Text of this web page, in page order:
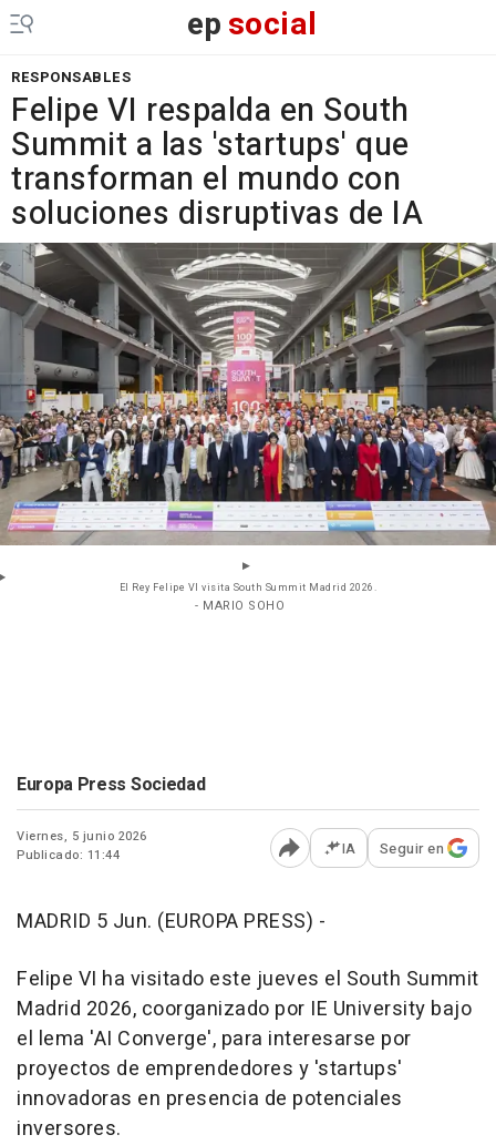
epsocial
RESPONSABLES
Felipe VI respalda en South
Summit a las 'startups' que
transforman el mundo con
soluciones disruptivas de IA
El Rey Felipe VI visita South Summit Madrid 2026.
- MARIO SOHO
Europa Press Sociedad
Viernes, 5 junio 2026
Publicado: 11:44
Abrir opciones para
IA Seguir en
MADRID 5 Jun. (EUROPA PRESS) -
Felipe VI ha visitado este jueves el South Summit
Madrid 2026, coorganizado por IE University bajo
el lema 'AI Converge', para interesarse por
proyectos de emprendedores y 'startups'
innovadoras en presencia de potenciales
inversores.